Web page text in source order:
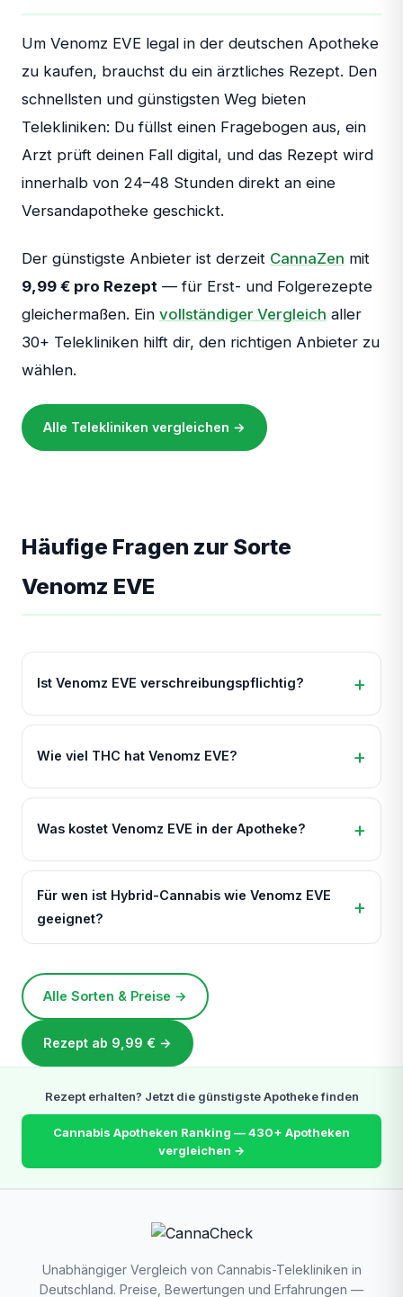
Um Venomz EVE legal in der deutschen Apotheke
zu kaufen, brauchst du ein ärztliches Rezept. Den
schnellsten und günstigsten Weg bieten
Telekliniken: Du füllst einen Fragebogen aus, ein
Arzt prüft deinen Fall digital, und das Rezept wird
innerhalb von 24–48 Stunden direkt an eine
Versandapotheke geschickt.
Der günstigste Anbieter ist derzeit CannaZen mit
9,99 € pro Rezept — für Erst- und Folgerezepte
gleichermaßen. Ein vollständiger Vergleich aller
30+ Telekliniken hilft dir, den richtigen Anbieter zu
wählen.
Alle Telekliniken vergleichen →
Häufige Fragen zur Sorte
Venomz EVE
Ist Venomz EVE verschreibungspflichtig?
Wie viel THC hat Venomz EVE?
Was kostet Venomz EVE in der Apotheke?
Für wen ist Hybrid-Cannabis wie Venomz EVE
geeignet?
Alle Sorten & Preise →
Rezept ab 9,99 € →
Rezept erhalten? Jetzt die günstigste Apotheke finden
Cannabis Apotheken Ranking — 430+ Apotheken
vergleichen →
Unabhängiger Vergleich von Cannabis-Telekliniken in
Deutschland. Preise, Bewertungen und Erfahrungen —